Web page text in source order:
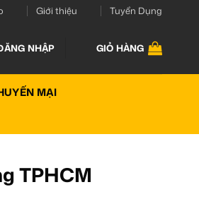
Giới thiệu Tuyển Dụng
NHẬP GIỎ HÀNG
MẠI
TPHCM